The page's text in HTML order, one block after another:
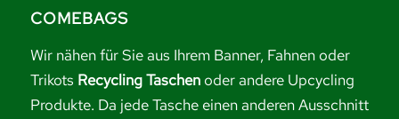
COMEBAGS
Wir nähen für Sie aus Ihrem Banner, Fahnen oder
Trikots Recycling Taschenoder andere Upcycling
Produkte. Da jede Tasche einen anderen Ausschnitt